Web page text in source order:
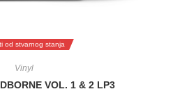
od stvarnog stanja
Vinyl
VOL. 1 & 2 LP3